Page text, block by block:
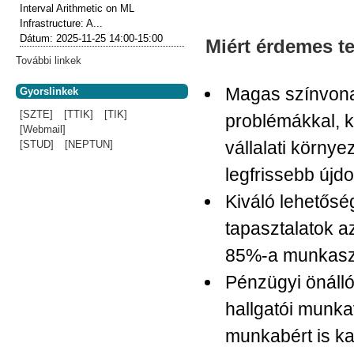
Miért érdemes
Magas
problémákkal,
vállalati
legfrissebb
Kiváló
tapasztalatok
85%-a
​Pénzügyi
hallgatói
munkabért is
Interval Arithmetic on ML
Infrastructure: A...
Dátum: 2025-11-25 14:00-15:00
További linkek
Gyorslinkek
[SZTE]
[TTIK]
[TIK]
[Webmail]
[STUD]
[NEPTUN]